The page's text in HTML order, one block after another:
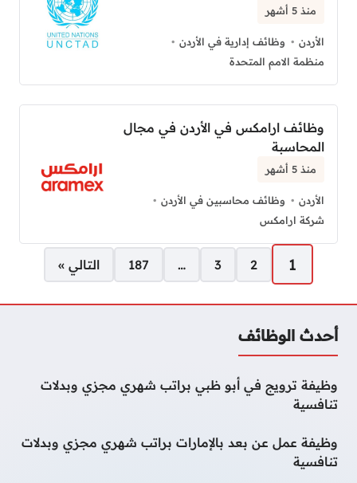
منذ 5 أشهر
الأردن
وظائف إدارية في الأردن
منظمة الامم المتحدة
وظائف ارامكس في الأردن في مجال
المحاسبة
منذ 5 أشهر
الأردن
وظائف محاسبين في الأردن
شركة ارامكس
1
2
3
…
187 التالي »
أحدث الوظائف
وظيفة ترويج في أبو ظبي براتب شهري مجزي وبدلات
تنافسية
وظيفة عمل عن بعد بالإمارات براتب شهري مجزي وبدلات
تنافسية